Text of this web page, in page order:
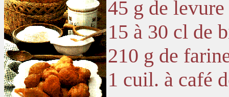
45 g de
15 à 30 cl de
210 g de
1 cuil. à café